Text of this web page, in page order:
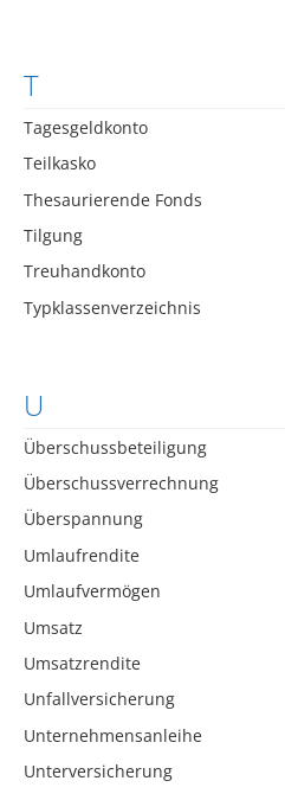
T
Tagesgeldkonto
Teilkasko
Thesaurierende Fonds
Tilgung
Treuhandkonto
Typklassenverzeichnis
U
Überschussbeteiligung
Überschussverrechnung
Überspannung
Umlaufrendite
Umlaufvermögen
Umsatz
Umsatzrendite
Unfallversicherung
Unternehmensanleihe
Unterversicherung